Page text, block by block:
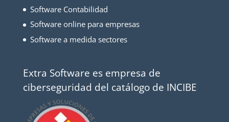
Software Contabilidad
Software online para empresas
Software a medida sectores
Extra Software es empresa de
ciberseguridad del catálogo de INCIBE